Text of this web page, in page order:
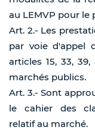
au LEMVP pour le
Art. 2.- Les
par voie d'appel
articles 15, 33,
marchés publics.
Art. 3.- Sont
le cahier des
relatif au marché.